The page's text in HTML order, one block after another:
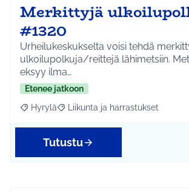
Merkittyjä
#1320
Urheilukeskukselta voisi tehdä
ulkoilupolkuja/reittejä lähimetsiin.
eksyy ilma…
Etenee jatkoon
Rajaa tulokset aihepiirin mukaan: Hyrylä
Hyrylä Rajaa tulokset teeman mukaan:
Liikunta ja harrastukset
Tutustu